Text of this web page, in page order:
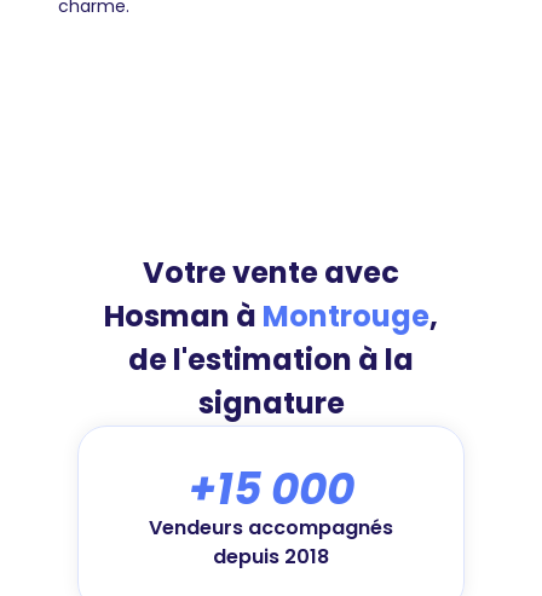
charme.
Votre vente avec
Hosman à Montrouge,
de l'estimation à la
signature
+15 000
Vendeurs accompagnés
depuis 2018